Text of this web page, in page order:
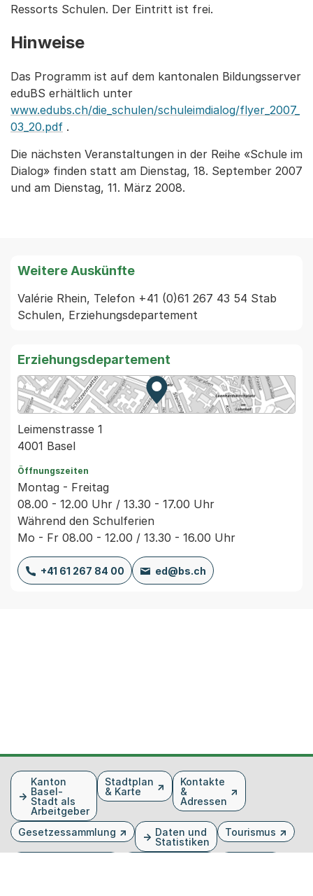
Ressorts Schulen. Der Eintritt ist frei.
Hinweise
Das Programm ist auf dem kantonalen Bildungsserver
eduBS erhältlich unter
www.edubs.ch/die_schulen/schuleimdialog/flyer_2007_
03_20.pdf .
Die nächsten Veranstaltungen in der Reihe «Schule im
Dialog» finden statt am Dienstag, 18. September 2007
und am Dienstag, 11. März 2008.
Weitere Auskünfte
Valérie Rhein, Telefon +41 (0)61 267 43 54 Stab
Schulen, Erziehungsdepartement
Erziehungsdepartement
Zur Karte von MapBS.
Externer Link, wird in einem
Leimenstrasse 1
4001 Basel
Öffnungszeiten
Montag - Freitag
08.00 - 12.00 Uhr / 13.30 - 17.00 Uhr
Während den Schulferien
Mo - Fr 08.00 - 12.00 / 13.30 - 16.00 Uhr
+41 61 267 84 00 ed@bs.ch
FusszeileKanton
Basel-
Stadt als
Arbeitgeber
Stadtplan
& Karte
Kontakte
&
Adressen
Gesetzessammlung
Daten und
Statistiken
Tourismus